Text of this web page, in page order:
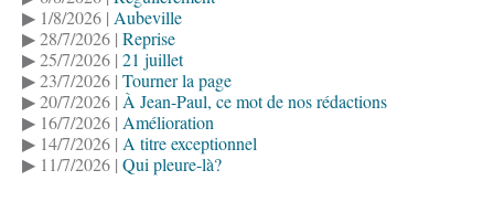
▶ 1/8/2026 | Aubeville
▶ 28/7/2026 | Reprise
▶ 25/7/2026 | 21 juillet
▶ 23/7/2026 | Tourner la page
▶ 20/7/2026 | À Jean-Paul, ce mot de nos rédactions
▶ 16/7/2026 | Amélioration
▶ 14/7/2026 | A titre exceptionnel
▶ 11/7/2026 | Qui pleure-là?